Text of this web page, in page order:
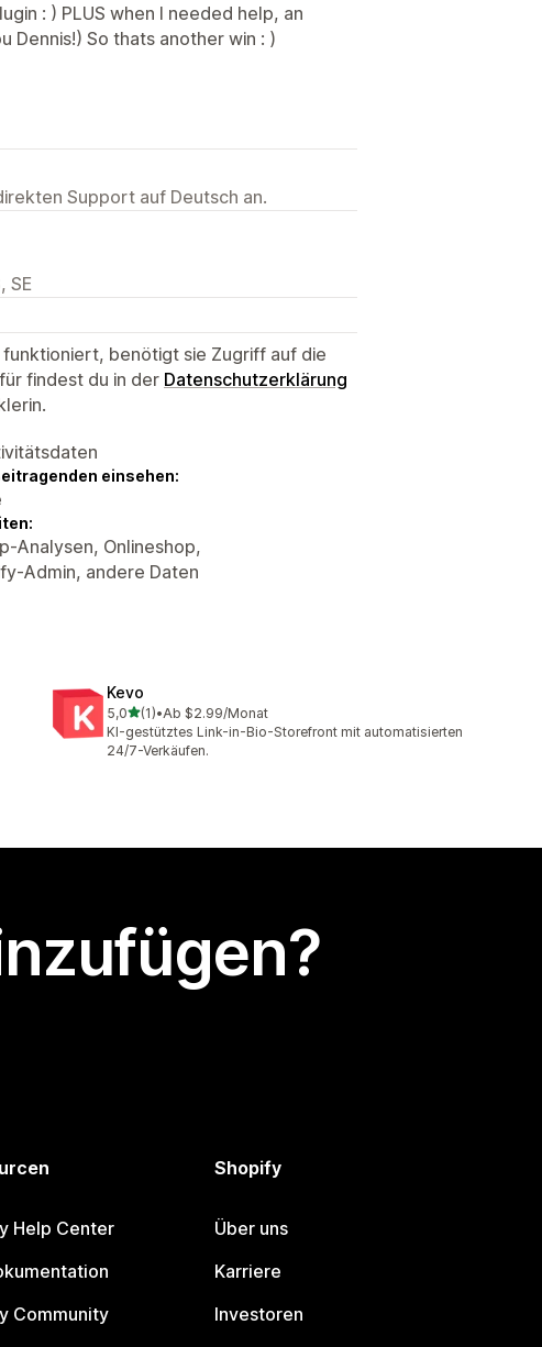
: ) PLUS when I needed help, an
Dennis!) So thats another win : )
Support auf Deutsch an.
SE
benötigt sie Zugriff auf die
findest du in der Datenschutzerklärung
einsehen:
Analysen, Onlineshop,
Admin, andere Daten
Kevo
5,0von 5 Sternen
(1)
1 Rezensionen insgesamt
•Ab $2.99/Monat
KI-gestütztes Link-in-Bio-Storefront mit automatisierten
24/7-Verkäufen.
Help Center
Community
Shopify
Über uns
Karriere
Investoren